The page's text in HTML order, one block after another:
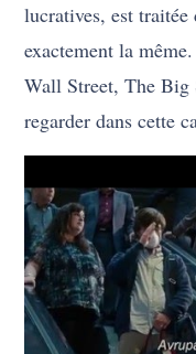
lucratives, est
exactement la
Wall Street, The Big
regarder dans cette